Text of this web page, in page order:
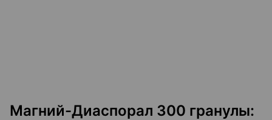
Магний-Диаспорал 300 гранулы: